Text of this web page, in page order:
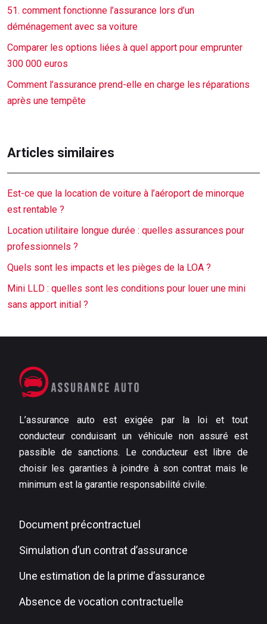
51. comment fonctionne l’assurance lors d’un
déménagement avec sa voiture
Comparer les options liées à quel apport pour emprunter
300 000 euros
Comment l’assurance prend-elle en charge les réparations
après une tempête
Articles similaires
Est-ce que la location de voiture à l’aéroport de minorque
est rentable ?
Location utilitaire longue durée : quelles assurances pour
professionnels ?
Quels sont les impacts et les pièges de la LOA ?
Mini LLD : quelles sont les conditions pour louer une mini
sans apport initial ?
L’assurance auto est exigée par la loi et tout
conducteur conduisant un véhicule non assuré est
passible de sanctions. Le conducteur est libre de
choisir les garanties à joindre à son contrat mais le
minimum est la garantie responsabilité civile.
Document précontractuel
Simulation d’un contrat d’assurance
Une estimation de la prime d’assurance
Absence de vocation contractuelle